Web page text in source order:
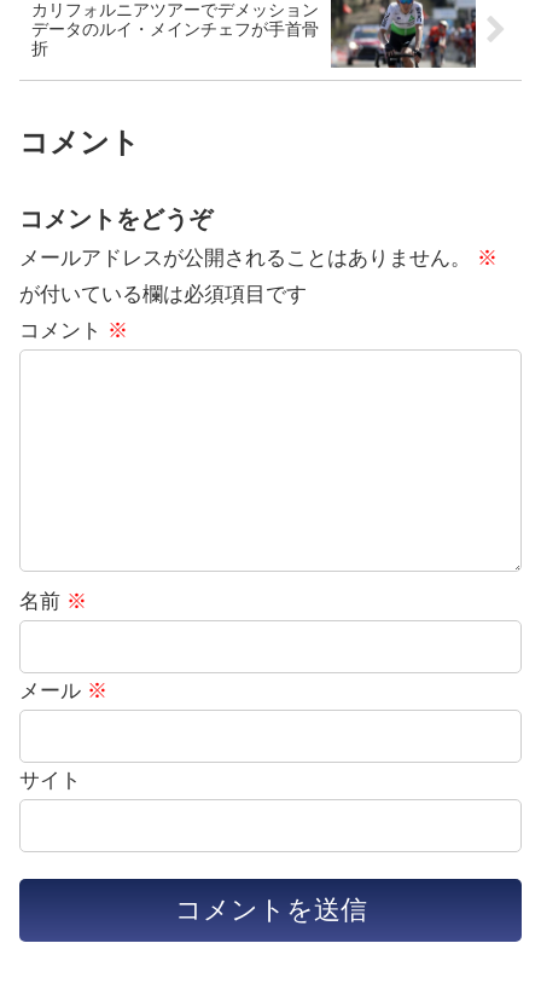
カリフォルニアツアーでデメッション
データのルイ・メインチェフが手首骨
折
コメント
コメントをどうぞ
メールアドレスが公開されることはありません。
※
が付いている欄は必須項目です
コメント ※
名前 ※
メール ※
サイト